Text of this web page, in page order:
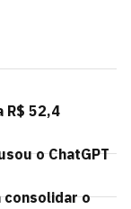
R$ 52,4
o ChatGPT
consolidar o